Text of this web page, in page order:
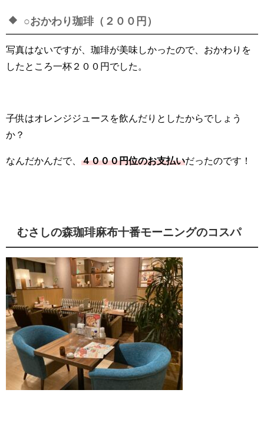
○おかわり珈琲（２００円）
写真はないですが、珈琲が美味しかったので、おかわりを
したところ一杯２００円でした。
子供はオレンジジュースを飲んだりとしたからでしょう
か？
なんだかんだで、 ４０００円位のお支払いだったのです！
むさしの森珈琲麻布十番モーニングのコスパ